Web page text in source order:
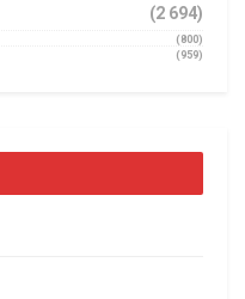
(2 694)
(800)
(959)